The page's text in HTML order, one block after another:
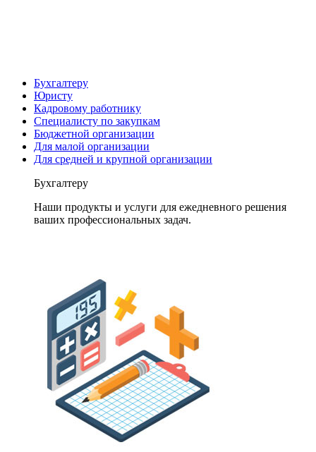
Бухгалтеру
Юристу
Кадровому работнику
Специалисту по закупкам
Бюджетной организации
Для малой организации
Для средней и крупной организации
Бухгалтеру
Наши продукты и услуги для ежедневного решения
ваших профессиональных задач.